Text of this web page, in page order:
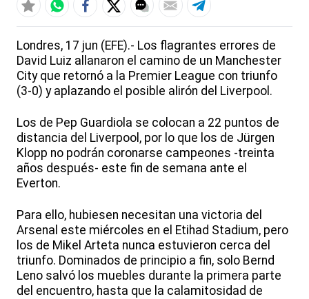
Londres, 17 jun (EFE).- Los flagrantes errores de
David Luiz allanaron el camino de un Manchester
City que retornó a la Premier League con triunfo
(3-0) y aplazando el posible alirón del Liverpool.
Los de Pep Guardiola se colocan a 22 puntos de
distancia del Liverpool, por lo que los de Jürgen
Klopp no podrán coronarse campeones -treinta
años después- este fin de semana ante el
Everton.
Para ello, hubiesen necesitan una victoria del
Arsenal este miércoles en el Etihad Stadium, pero
los de Mikel Arteta nunca estuvieron cerca del
triunfo. Dominados de principio a fin, solo Bernd
Leno salvó los muebles durante la primera parte
del encuentro, hasta que la calamitosidad de